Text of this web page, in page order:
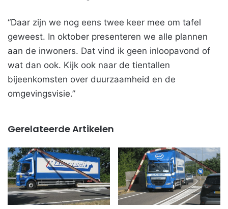
“Daar zijn we nog eens twee keer mee om tafel
geweest. In oktober presenteren we alle plannen
aan de inwoners. Dat vind ik geen inloopavond of
wat dan ook. Kijk ook naar de tientallen
bijeenkomsten over duurzaamheid en de
omgevingsvisie.”
Gerelateerde Artikelen